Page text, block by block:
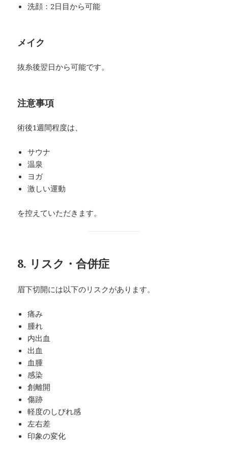
洗顔：2日目から可能
メイク
抜糸後翌日から可能です。
注意事項
術後1週間程度は、
サウナ
温泉
ヨガ
激しい運動
を控えていただきます。
8. リスク・合併症
眉下切開には以下のリスクがあります。
痛み
腫れ
内出血
出血
血腫
感染
創離開
傷跡
軽度のしびれ感
左右差
印象の変化